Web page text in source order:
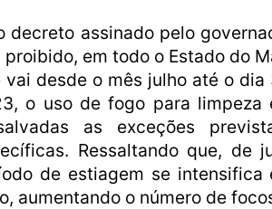
decreto assinado pelo
em todo o Estado do
vai desde o mês julho até o
o uso de fogo para limpeza
as exceções
Ressaltando que, de
de estiagem se
aumentando o número de